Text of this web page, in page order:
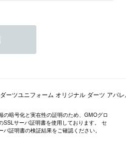
ツユニフォーム オリジナル ダーツ アパレ
の暗号化と実在性の証明のため、GMOグロ
SSLサーバ証明書を使用しております。 セ
バ証明書の検証結果をご確認ください。